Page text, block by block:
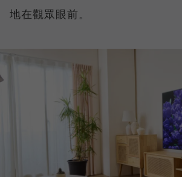
地在觀眾眼前。